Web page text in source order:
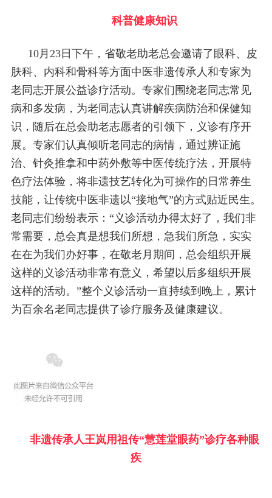
科普健康知识
10月23日下午，省敬老助老总会邀请了眼科、皮
肤科、内科和骨科等方面中医非遗传承人和专家为
老同志开展公益诊疗活动。专家们围绕老同志常见
病和多发病，为老同志认真讲解疾病防治和保健知
识，随后在总会助老志愿者的引领下，义诊有序开
展。专家们认真倾听老同志的病情，通过辨证施
治、针灸推拿和中药外敷等中医传统疗法，开展特
色疗法体验，将非遗技艺转化为可操作的日常养生
技能，让传统中医非遗以“接地气”的方式贴近民生。
老同志们纷纷表示：“义诊活动办得太好了，我们非
常需要，总会真是想我们所想，急我们所急，实实
在在为我们办好事，在敬老月期间，总会组织开展
这样的义诊活动非常有意义，希望以后多组织开展
这样的活动。”整个义诊活动一直持续到晚上，累计
为百余名老同志提供了诊疗服务及健康建议。
非遗传承人王岚用祖传“慧莲堂眼药”诊疗各种眼
疾